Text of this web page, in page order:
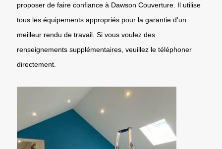
proposer de faire confiance à Dawson Couverture. Il utilise
tous les équipements appropriés pour la garantie d'un
meilleur rendu de travail. Si vous voulez des
renseignements supplémentaires, veuillez le téléphoner
directement.